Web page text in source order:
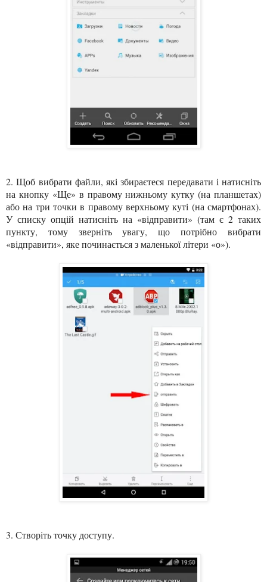
2. Щоб вибрати файли, які збираєтеся передавати і натисніть
на кнопку «Ще» в правому нижньому кутку (на планшетах)
або на три точки в правому верхньому куті (на смартфонах).
У списку опцій натисніть на «відправити» (там є 2 таких
пункту, тому зверніть увагу, що потрібно вибрати
«відправити», яке починається з маленької літери «о»).
3. Створіть точку доступу.